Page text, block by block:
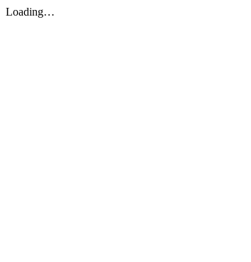
Loading…